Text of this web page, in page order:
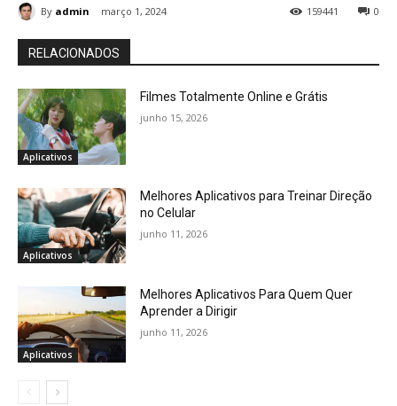
0
159441
By admin março 1, 2024
RELACIONADOS
Aplicativos
Filmes Totalmente Online e Grátis
junho 15, 2026
Aplicativos
Melhores Aplicativos para Treinar Direção
no Celular
junho 11, 2026
Aplicativos
Melhores Aplicativos Para Quem Quer
Aprender a Dirigir
junho 11, 2026